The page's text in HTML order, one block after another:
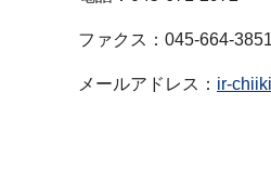
ファクス：045-664-3851
メールアドレス： ir-